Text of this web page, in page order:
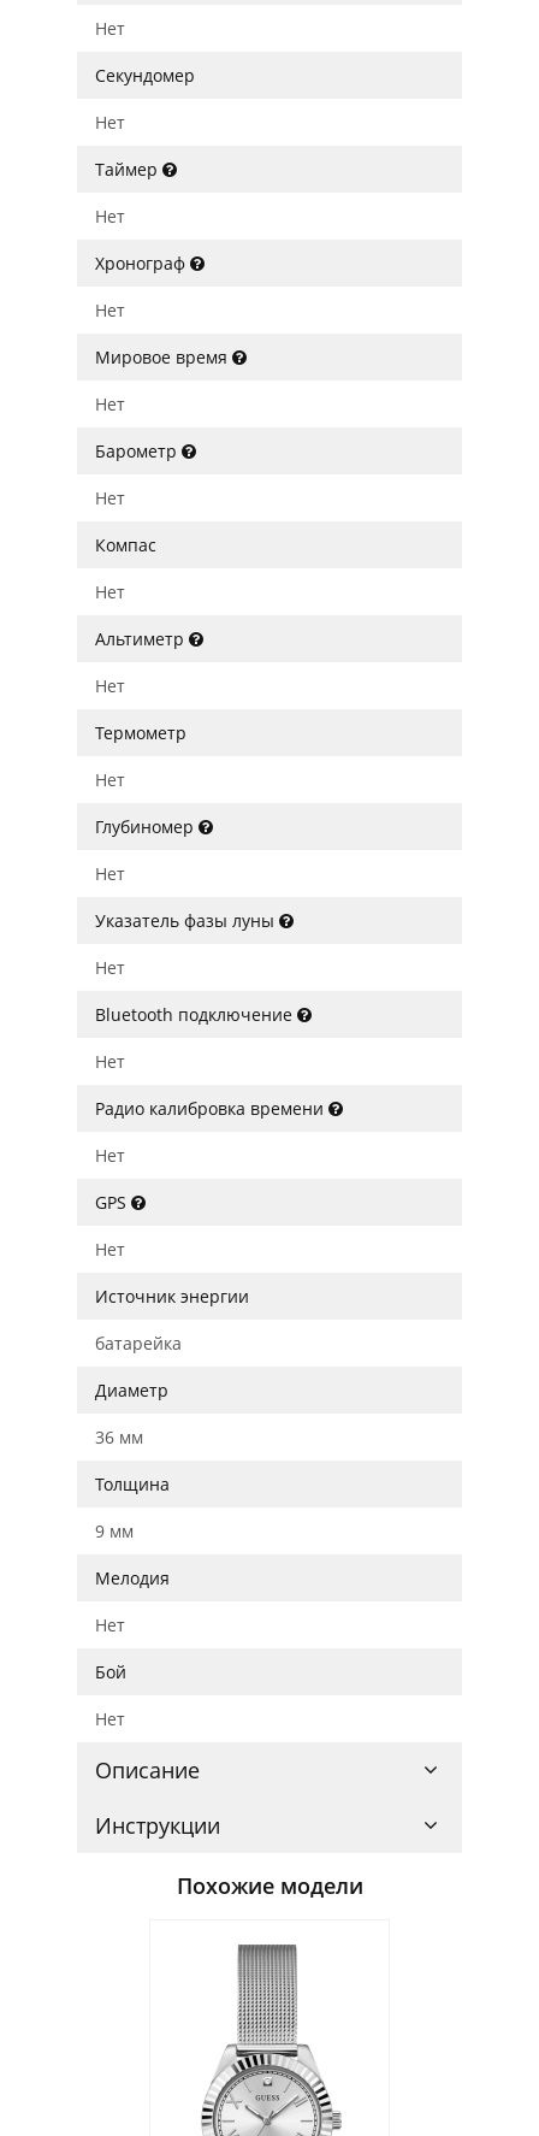
Нет
Секундомер
Нет
Таймер
Нет
Хронограф
Нет
Мировое время
Нет
Барометр
Нет
Компас
Нет
Альтиметр
Нет
Термометр
Нет
Глубиномер
Нет
Указатель фазы луны
Нет
Bluetooth подключение
Нет
Радио калибровка времени
Нет
GPS
Нет
Источник энергии
батарейка
Диаметр
36 мм
Толщина
9 мм
Мелодия
Нет
Бой
Нет
Описание
Инструкции
Похожие модели